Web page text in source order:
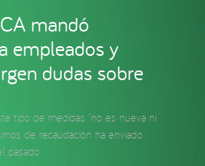
mandó
empleados y
dudas sobre
tipo de medidas “no es nueva ni
de recaudación ha enviado
pasado